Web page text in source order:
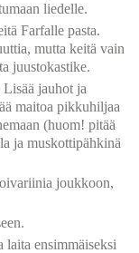
liedelle.
Farfalle pasta.
mutta keitä vain
juustokastike.
jauhot ja
maitoa pikkuhiljaa
(huom! pitää
ja muskottipähkinä
joukkoon,
laita ensimmäiseksi